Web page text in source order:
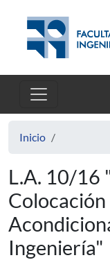
Inicio
L.A. 10/16
Ingeniería"